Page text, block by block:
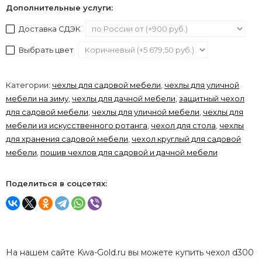
Дополнительные услуги:
Доставка СДЭК
Выбрать цвет
Категории: чехлы для садовой мебели, чехлы для уличной
мебели на зиму, чехлы для дачной мебели,защитный чехол
для садовой мебели, чехлы для уличной мебели, чехлы для
мебели из искусственного ротанга, чехол для стола, чехлы
для хранения садовой мебели, чехол круглый для садовой
мебели, пошив чехлов для садовой и дачной мебели
Поделиться в соцсетях:
На нашем сайте Kwa-Gold.ru вы можете купить чехол d300